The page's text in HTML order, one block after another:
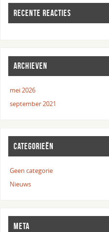
RECENTE REACTIES
ARCHIEVEN
mei 2026
september 2021
CATEGORIEËN
Geen categorie
Nieuws
META